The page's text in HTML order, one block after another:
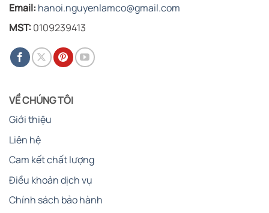
Email: hanoi.nguyenlamco@gmail.com
MST: 0109239413
VỀ CHÚNG TÔI
Giới thiệu
Liên hệ
Cam kết chất lượng
Điều khoản dịch vụ
Chính sách bảo hành